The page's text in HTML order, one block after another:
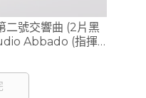
二號交響曲 (2片黑
Abbado (指揮)